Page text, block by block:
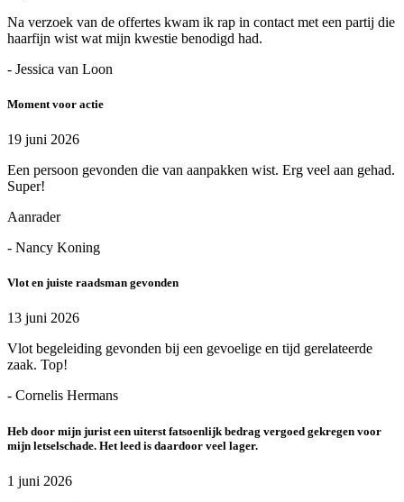
Na verzoek van de offertes kwam ik rap in contact met een partij die
haarfijn wist wat mijn kwestie benodigd had.
- Jessica van Loon
Moment voor actie
19 juni 2026
Een persoon gevonden die van aanpakken wist. Erg veel aan gehad.
Super!
Aanrader
- Nancy Koning
Vlot en juiste raadsman gevonden
13 juni 2026
Vlot begeleiding gevonden bij een gevoelige en tijd gerelateerde
zaak. Top!
- Cornelis Hermans
Heb door mijn jurist een uiterst fatsoenlijk bedrag vergoed gekregen voor
mijn letselschade. Het leed is daardoor veel lager.
1 juni 2026